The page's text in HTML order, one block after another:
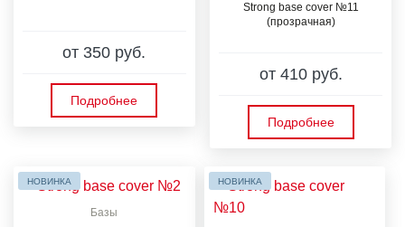
от 350 руб.
Подробнее
Strong base cover №11
(прозрачная)
от 410 руб.
Подробнее
НОВИНКА
Базы
НОВИНКА